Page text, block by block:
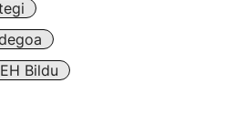
EH Bildu